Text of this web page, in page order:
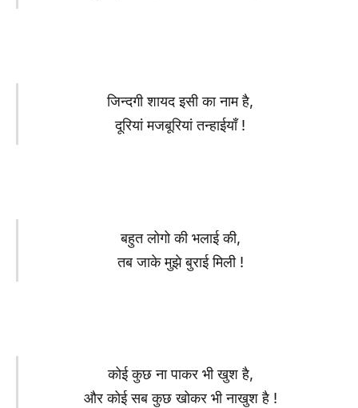
जिन्दगी शायद इसी का नाम है,
दूरियां मजबूरियां तन्हाईयाँ !
बहुत लोगो की भलाई की,
तब जाके मुझे बुराई मिली !
कोई कुछ ना पाकर भी खुश है,
और कोई सब कुछ खोकर भी नाखुश है !